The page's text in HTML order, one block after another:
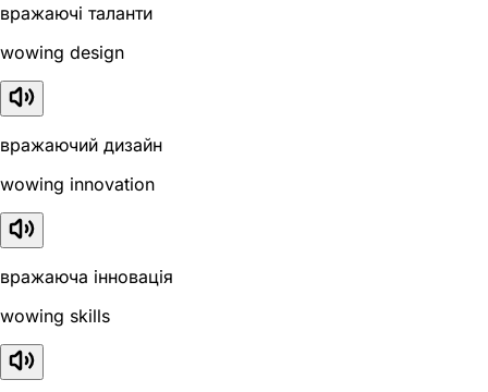
вражаючі таланти
wowing design
вражаючий дизайн
wowing innovation
вражаюча інновація
wowing skills